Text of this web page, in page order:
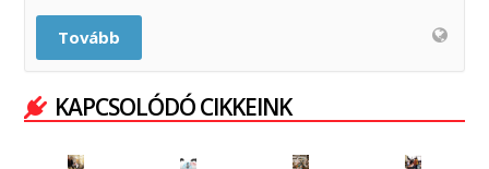
Tovább
KAPCSOLÓDÓ CIKKEINK